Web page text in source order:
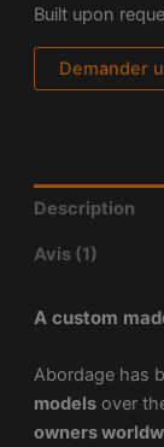
Built upon
Demander
Description
Avis (1)
A custom
Abordage has
modelsover
owners